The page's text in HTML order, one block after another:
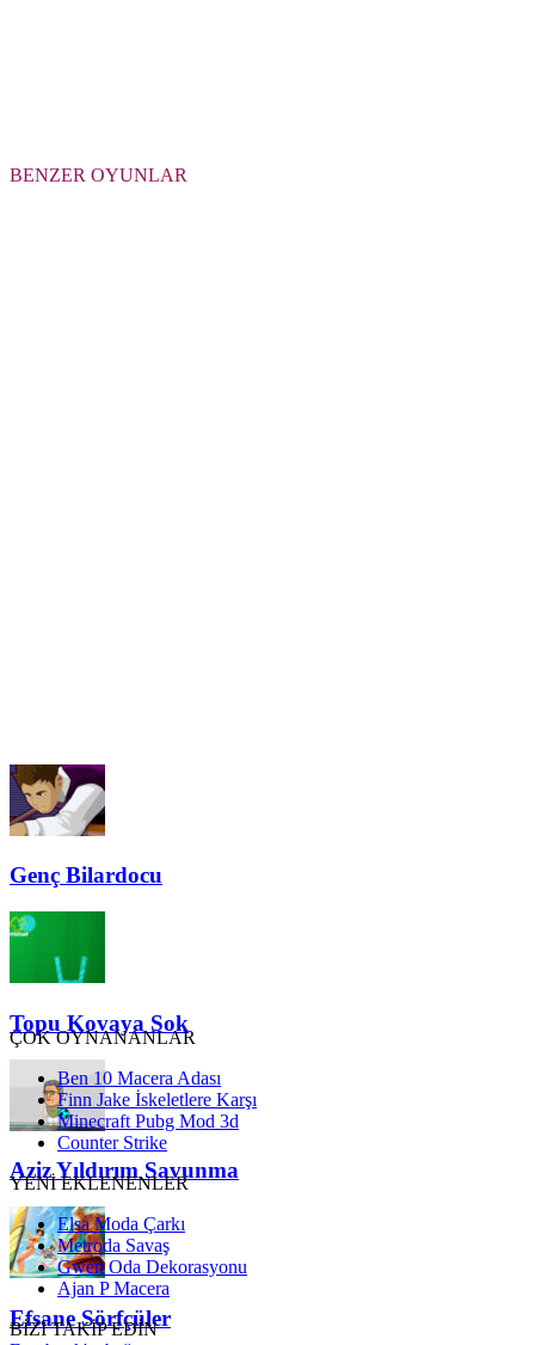
BENZER OYUNLAR
Genç Bilardocu
Topu Kovaya Sok
Aziz Yıldırım Savunma
Efsane Sörfçüler
ÇOK OYNANANLAR
Ben 10 Macera Adası
Finn Jake İskeletlere Karşı
Minecraft Pubg Mod 3d
Counter Strike
YENİ EKLENENLER
Elsa Moda Çarkı
Metroda Savaş
Gwen Oda Dekorasyonu
Ajan P Macera
BİZİ TAKİP EDİN